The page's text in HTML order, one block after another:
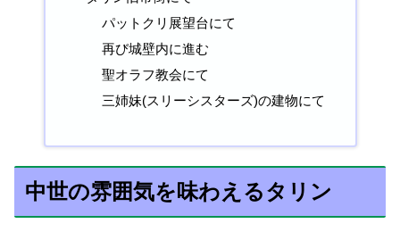
パットクリ展望台にて
再び城壁内に進む
聖オラフ教会にて
三姉妹(スリーシスターズ)の建物にて
中世の雰囲気を味わえるタリン